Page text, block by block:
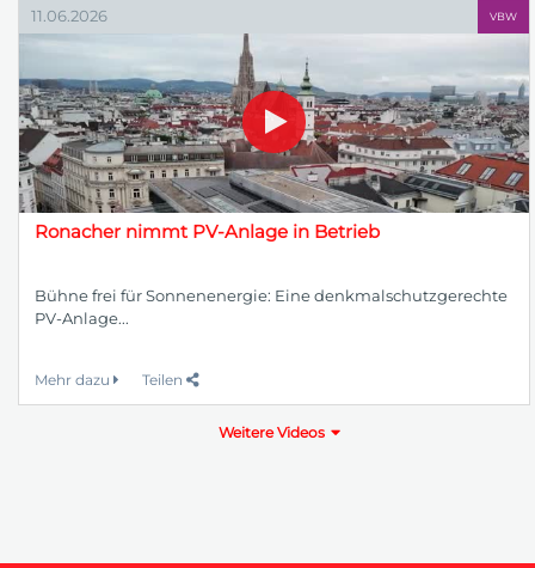
11.06.2026 VBW
Ronacher nimmt PV-Anlage in Betrieb
Bühne frei für Sonnenenergie: Eine denkmalschutzgerechte
PV-Anlage...
Mehr dazu Teilen
Weitere Videos